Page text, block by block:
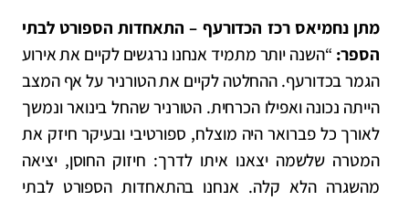
מתן נחמיאס רכז הכדורעף – התאחדות הספורט לבתי
הספר: “השנה יותר מתמיד אנחנו נרגשים לקיים את אירוע
הגמר בכדורעף. ההחלטה לקיים את הטורניר על אף המצב
הייתה נכונה ואפילו הכרחית. הטורניר שהחל בינואר ונמשך
לאורך כל פברואר היה מוצלח, ספורטיבי ובעיקר חיזק את
המטרה שלשמה יצאנו איתו לדרך: חיזוק החוסן, יציאה
מהשגרה הלא קלה. אנחנו בהתאחדות הספורט לבתי